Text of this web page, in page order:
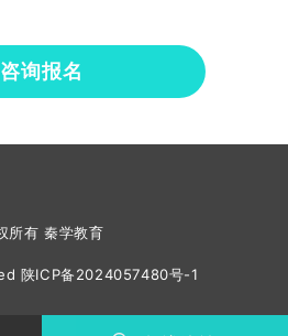
咨询报名
所有 秦学教育
陕ICP备2024057480号-1